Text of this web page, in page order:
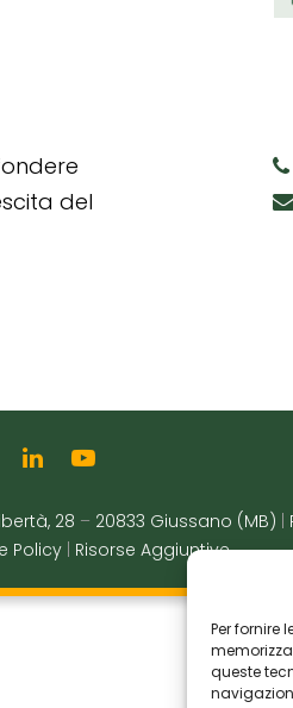
Per fornire
queste
del
28 – 20833 Giussano (MB)
Policy Risorse Aggiuntive